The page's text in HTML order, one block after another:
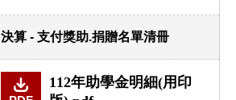
決算 - 支付獎助.捐贈名單清冊
112年助學金明細(用印